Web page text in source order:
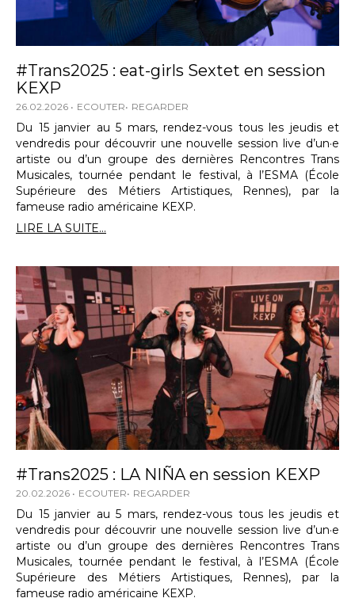
#Trans2025 : eat-girls Sextet en session
KEXP
26.02.2026 ECOUTER REGARDER
Du 15 janvier au 5 mars, rendez-vous tous les jeudis et
vendredis pour découvrir une nouvelle session live d’un·e
artiste ou d’un groupe des dernières Rencontres Trans
Musicales, tournée pendant le festival, à l’ESMA (École
Supérieure des Métiers Artistiques, Rennes), par la
fameuse radio américaine KEXP.
LIRE LA SUITE...
#Trans2025 : LA NIÑA en session KEXP
20.02.2026 ECOUTER REGARDER
Du 15 janvier au 5 mars, rendez-vous tous les jeudis et
vendredis pour découvrir une nouvelle session live d’un·e
artiste ou d’un groupe des dernières Rencontres Trans
Musicales, tournée pendant le festival, à l’ESMA (École
Supérieure des Métiers Artistiques, Rennes), par la
fameuse radio américaine KEXP.